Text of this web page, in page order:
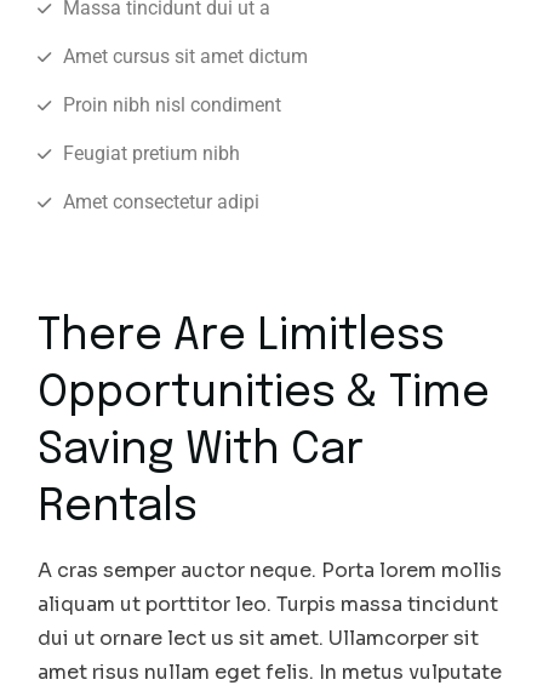
Massa tincidunt dui ut a
Amet cursus sit amet dictum
Proin nibh nisl condiment
Feugiat pretium nibh
Amet consectetur adipi
There Are Limitless
Opportunities & Time
Saving With Car
Rentals
A cras semper auctor neque. Porta lorem mollis
aliquam ut porttitor leo. Turpis massa tincidunt
dui ut ornare lect us sit amet. Ullamcorper sit
amet risus nullam eget felis. In metus vulputate